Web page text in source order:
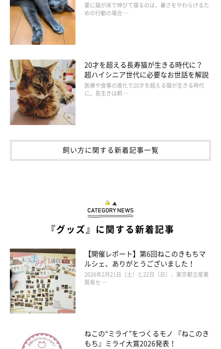
夏に猫が床で伸びて寝るのは、暑さをやわらげるた
めの行動の場合 …
20才を超える長寿猫が生きる時代に？
超ハイシニア世代に必要なお世話を解説
医療や食事の進化で20才を超える猫が生きる時代
に。長生きは飼 …
飼い方に関する新着記事一覧
『グッズ』に関する新着記事
【開催レポート】第6回ねこのきもちマ
ルシェ、ありがとうございました！
2026年2月21日（土）と22日（日）、東京都立産業
貿易セ …
ねこの“ミライ”をつくるモノ 『ねこのき
もち』ミライ大賞2026発表！